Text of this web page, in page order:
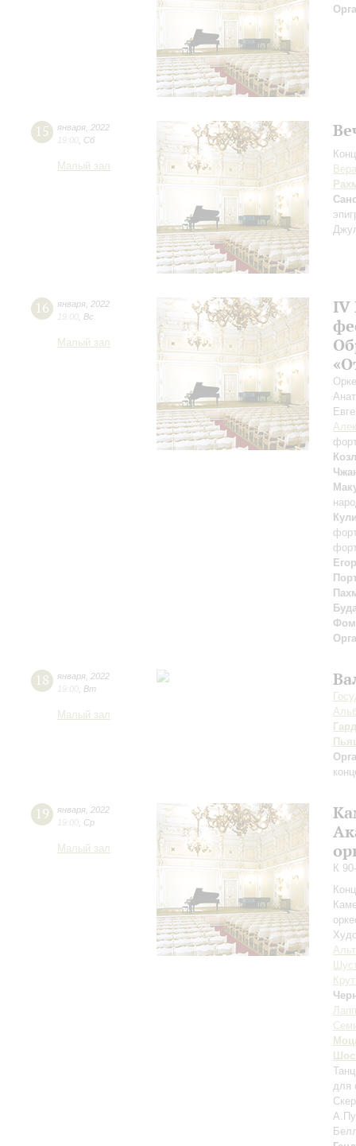
15 января 2022
19:00 Сб
Малый зал
16 января 2022
19:00 Вс
Малый зал
IV
18 января 2022
19:00 Вт
Малый зал
19 января 2022
19:00 Ср
Малый зал
К
для